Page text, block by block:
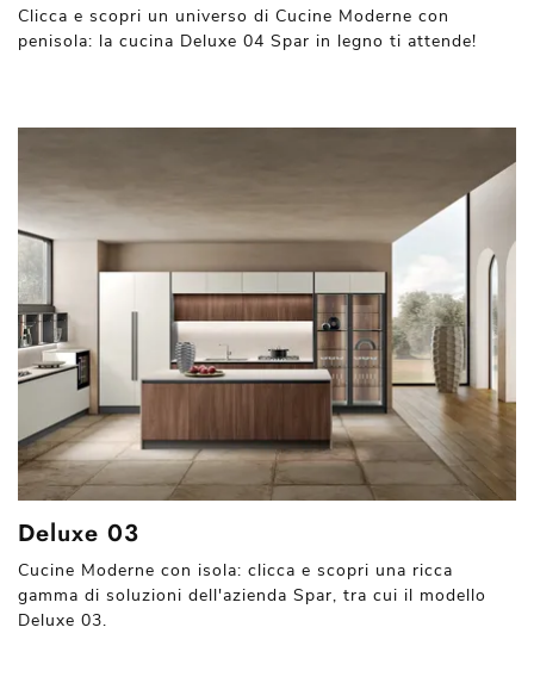
Clicca e scopri un universo di Cucine Moderne con
penisola: la cucina Deluxe 04 Spar in legno ti attende!
Deluxe 03
Cucine Moderne con isola: clicca e scopri una ricca
gamma di soluzioni dell'azienda Spar, tra cui il modello
Deluxe 03.